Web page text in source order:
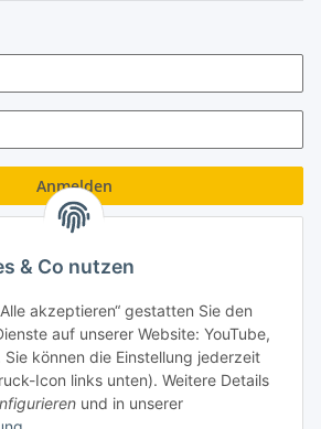
Anmelden
am Sand
& Co nutzen
akzeptieren“ gestatten Sie den
auf unserer Website: YouTube,
Sie können die Einstellung jederzeit
Icon links unten). Weitere Details
und in unserer